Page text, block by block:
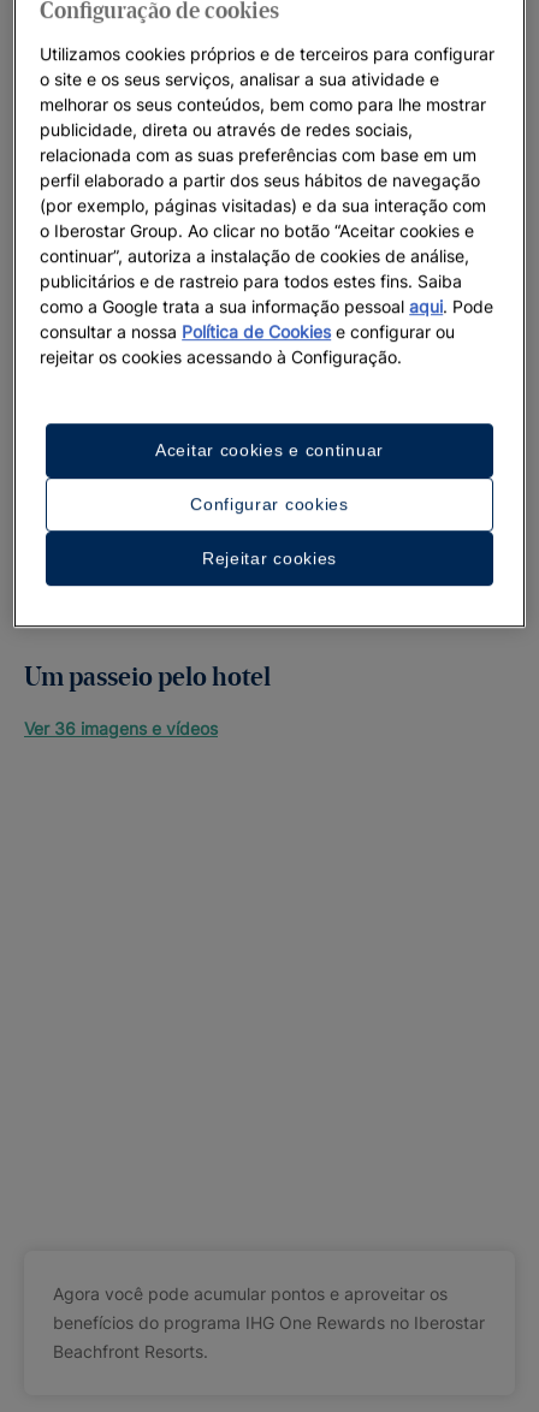
Um passeio pelo hotel
Ver 36 imagens e vídeos
Agora você pode acumular pontos e aproveitar os
benefícios do programa IHG One Rewards no Iberostar
Beachfront Resorts.
Configuração de cookies
Utilizamos cookies próprios e de terceiros para configurar
o site e os seus serviços, analisar a sua atividade e
melhorar os seus conteúdos, bem como para lhe mostrar
publicidade, direta ou através de redes sociais,
relacionada com as suas preferências com base em um
perfil elaborado a partir dos seus hábitos de navegação
(por exemplo, páginas visitadas) e da sua interação com
o Iberostar Group. Ao clicar no botão “Aceitar cookies e
continuar”, autoriza a instalação de cookies de análise,
publicitários e de rastreio para todos estes fins. Saiba
como a Google trata a sua informação pessoalaqui. Pode
consultar a nossa Política de Cookiese configurar ou
rejeitar os cookies acessando à Configuração.
Configurar cookies
Rejeitar cookies
Aceitar cookies e continuar